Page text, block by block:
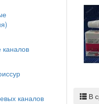
каналов
В